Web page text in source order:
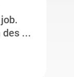
des ...